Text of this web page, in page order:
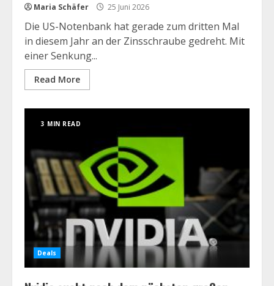
Maria Schäfer 25 Juni 2026
Die US-Notenbank hat gerade zum dritten Mal
in diesem Jahr an der Zinsschraube gedreht. Mit
einer Senkung...
Read More
3 MIN READ
Deals